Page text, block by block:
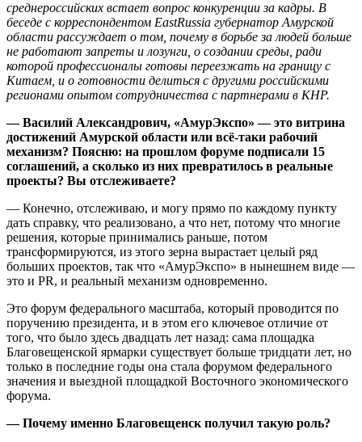
среднероссийских встает вопрос конкуренции за кадры. В
беседе с корреспондентом EastRussia губернатор Амурской
области рассуждает о том, почему в борьбе за людей больше
не работают запреты и лозунги, о создании среды, ради
которой профессионалы готовы переезжать на границу с
Китаем, и о готовности делиться с другими российскими
регионами опытом сотрудничества с партнерами в КНР.
— Василий Александрович, «АмурЭкспо» — это витрина
достижений Амурской области или всё-таки рабочий
механизм? Поясню: на прошлом форуме подписали 15
соглашений, а сколько из них превратилось в реальные
проекты? Вы отслеживаете?
— Конечно, отслеживаю, и могу прямо по каждому пункту
дать справку, что реализовано, а что нет, потому что многие
решения, которые принимались раньше, потом
трансформируются, из этого зерна вырастает целый ряд
больших проектов, так что «АмурЭкспо» в нынешнем виде —
это и PR, и реальный механизм одновременно.
Это форум федерального масштаба, который проводится по
поручению президента, и в этом его ключевое отличие от
того, что было здесь двадцать лет назад: сама площадка
Благовещенской ярмарки существует больше тридцати лет, но
только в последние годы она стала форумом федерального
значения и выездной площадкой Восточного экономического
форума.
— Почему именно Благовещенск получил такую роль?